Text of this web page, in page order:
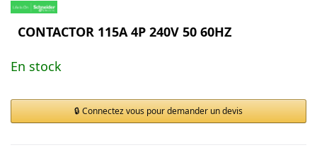
CONTACTOR 115A 4P 240V 50 60HZ
En stock
Connectez vous pour demander un devis